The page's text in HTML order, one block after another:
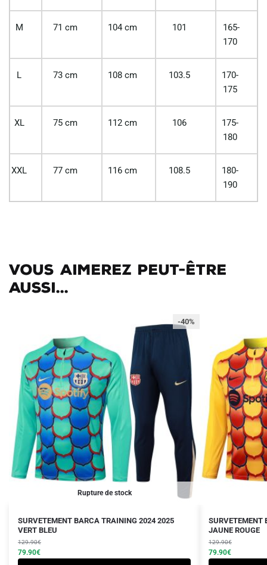
M 71 cm 104 cm 101
165-
170
L 73 cm 108 cm 103.5
170-
175
XL 75 cm 112 cm 106
175-
180
XXL 77 cm 116 cm 108.5
180-
190
Vous aimerez peut-être
aussi...
Rupture de stock
-40%
SURVETEMENT BARCA TRAINING 2024 2025
VERT BLEU
129.90€
Le
prix
initial
était :
79.90€
Le
prix
actuel
est :
SURVETEMENT
JAUNE ROUGE
129.90€
Le
prix
initial
était :
79.90€
Le
prix
actuel
est :